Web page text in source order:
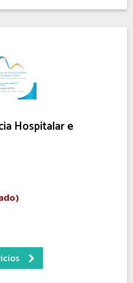
Hospitalar e